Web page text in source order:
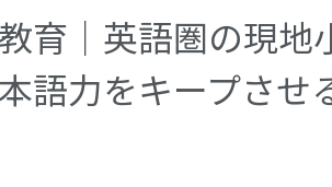
育｜英語圏の現地
語力をキープさせ